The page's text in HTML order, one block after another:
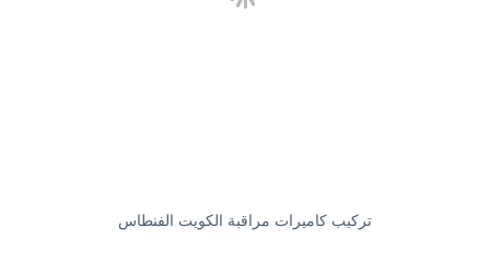
تركيب كاميرات مراقبة الكويت الفنطاس